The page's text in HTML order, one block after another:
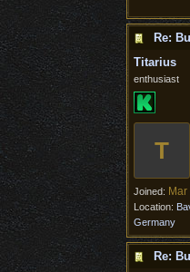
Re:
Titarius
enthusiast
T
Joined:
Location:
Germany
Re: